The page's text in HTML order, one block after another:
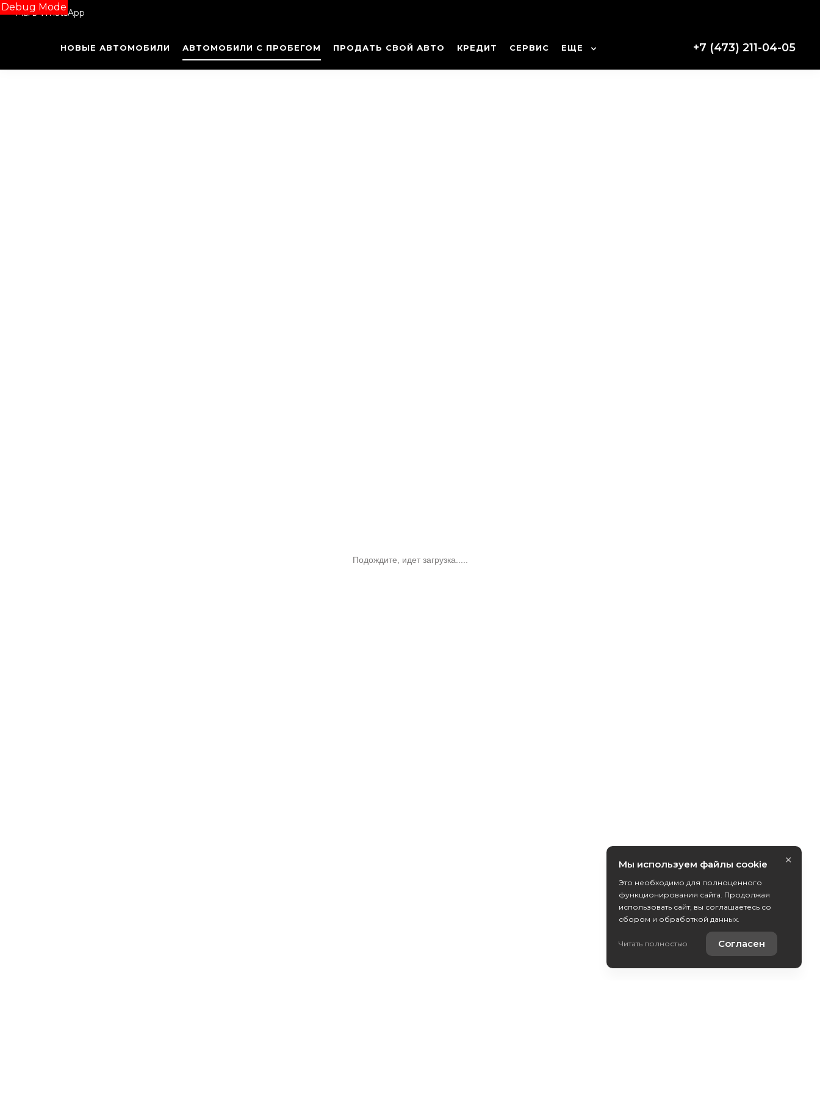
Debug Mode
Мы в WhatsApp
НОВЫЕ АВТОМОБИЛИ АВТОМОБИЛИ С ПРОБЕГОМ ПРОДАТЬ СВОЙ АВТО КРЕДИТ СЕРВИС ЕЩЕ +7 (473) 211-04-05
Подождите, идет загрузка.....
Мы используем файлы cookie
Это необходимо для полноценного
функционирования сайта. Продолжая
использовать сайт, вы соглашаетесь со
сбором и обработкой данных.
Читать полностью Согласен
×